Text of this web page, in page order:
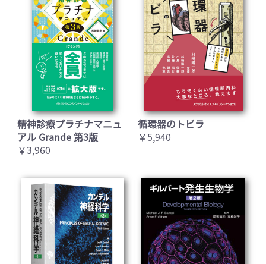
精神診療プラチナマニュ
アル Grande 第3版
￥3,960
循環器のトビラ
￥5,940